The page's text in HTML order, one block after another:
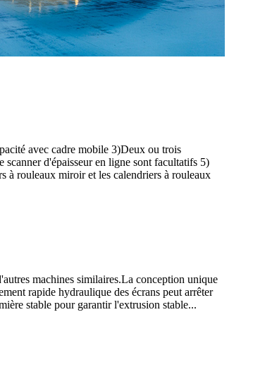
avec cadre mobile 3)Deux ou trois
d'épaisseur en ligne sont facultatifs 5)
à rouleaux miroir et les calendriers à rouleaux
machines similaires.La conception unique
rapide hydraulique des écrans peut arrêter
stable pour garantir l'extrusion stable...